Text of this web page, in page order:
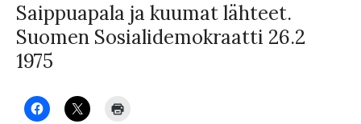
Saippuapala ja kuumat lähteet.
Suomen Sosialidemokraatti 26.2
1975